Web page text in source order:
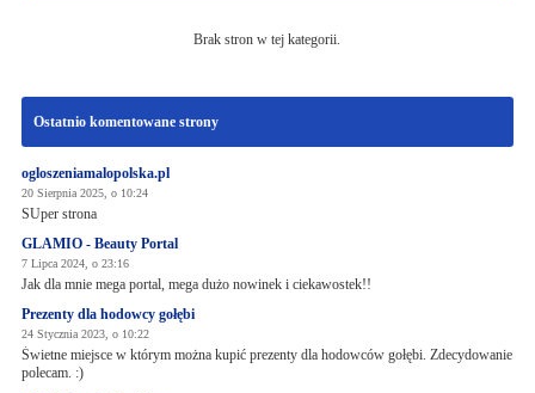
Brak stron w tej kategorii.
Ostatnio komentowane strony
ogloszeniamalopolska.pl
20 Sierpnia 2025, o 10:24
SUper strona
GLAMIO - Beauty Portal
7 Lipca 2024, o 23:16
Jak dla mnie mega portal, mega dużo nowinek i ciekawostek!!
Prezenty dla hodowcy gołębi
24 Stycznia 2023, o 10:22
Świetne miejsce w którym można kupić prezenty dla hodowców gołębi. Zdecydowanie
polecam. :)